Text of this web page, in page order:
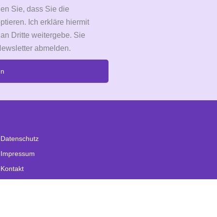
Sie, dass Sie die
Ich erkläre hiermit
Dritte weitergebe. Sie
abmelden.
Datenschutz
Impressum
Kontakt